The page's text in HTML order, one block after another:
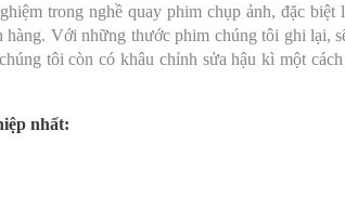
trong nghề quay phim chụp ảnh, đặc biệt
Với những thước phim chúng tôi ghi lại,
tôi còn có khâu chỉnh sửa hậu kì một
nhất: